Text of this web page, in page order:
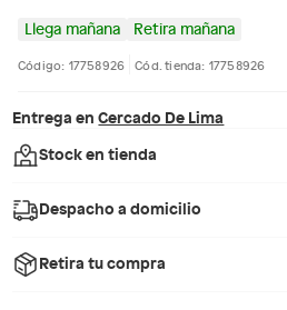
Llega mañana Retira mañana
Código: 17758926 Cód. tienda: 17758926
Entrega en Cercado De Lima
Stock en tienda
Despacho a domicilio
Retira tu compra